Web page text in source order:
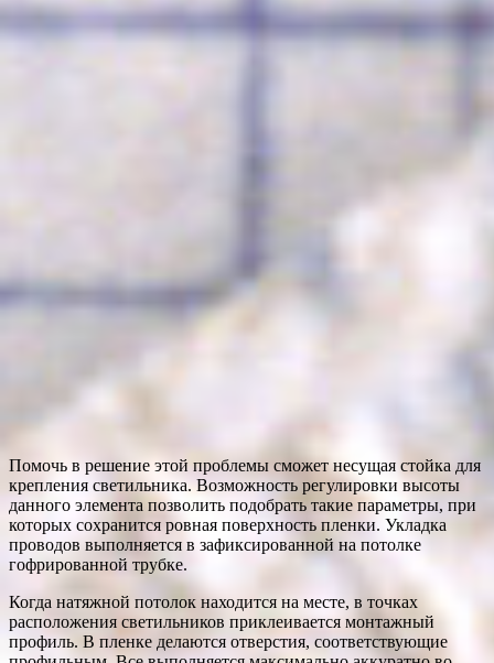
Помочь в решение этой проблемы сможет несущая стойка для
крепления светильника. Возможность регулировки высоты
данного элемента позволить подобрать такие параметры, при
которых сохранится ровная поверхность пленки. Укладка
проводов выполняется в зафиксированной на потолке
гофрированной трубке.
Когда натяжной потолок находится на месте, в точках
расположения светильников приклеивается монтажный
профиль. В пленке делаются отверстия, соответствующие